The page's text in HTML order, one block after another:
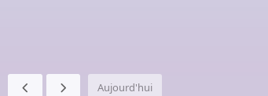
Aujourd'hui